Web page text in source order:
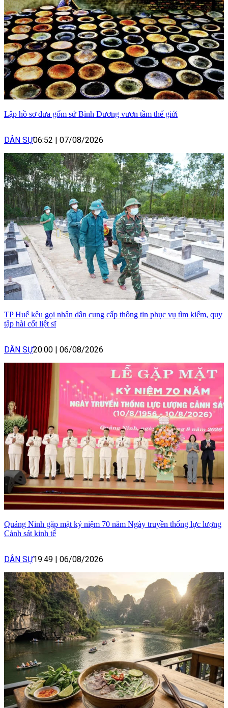
Lập hồ sơ đưa gốm sứ Bình Dương vươn tầm thế giới
DÂN SỰ06:52 | 07/08/2026
TP Huế kêu gọi nhân dân cung cấp thông tin phục vụ tìm kiếm, quy
tập hài cốt liệt sĩ
DÂN SỰ20:00 | 06/08/2026
Quảng Ninh gặp mặt kỷ niệm 70 năm Ngày truyền thống lực lượng
Cảnh sát kinh tế
DÂN SỰ19:49 | 06/08/2026